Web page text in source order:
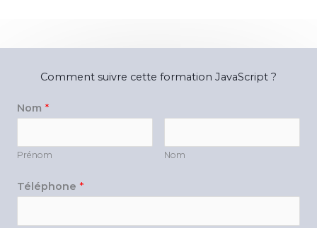
Comment suivre cette formation JavaScript ?
Nom *
Prénom Nom
Téléphone *